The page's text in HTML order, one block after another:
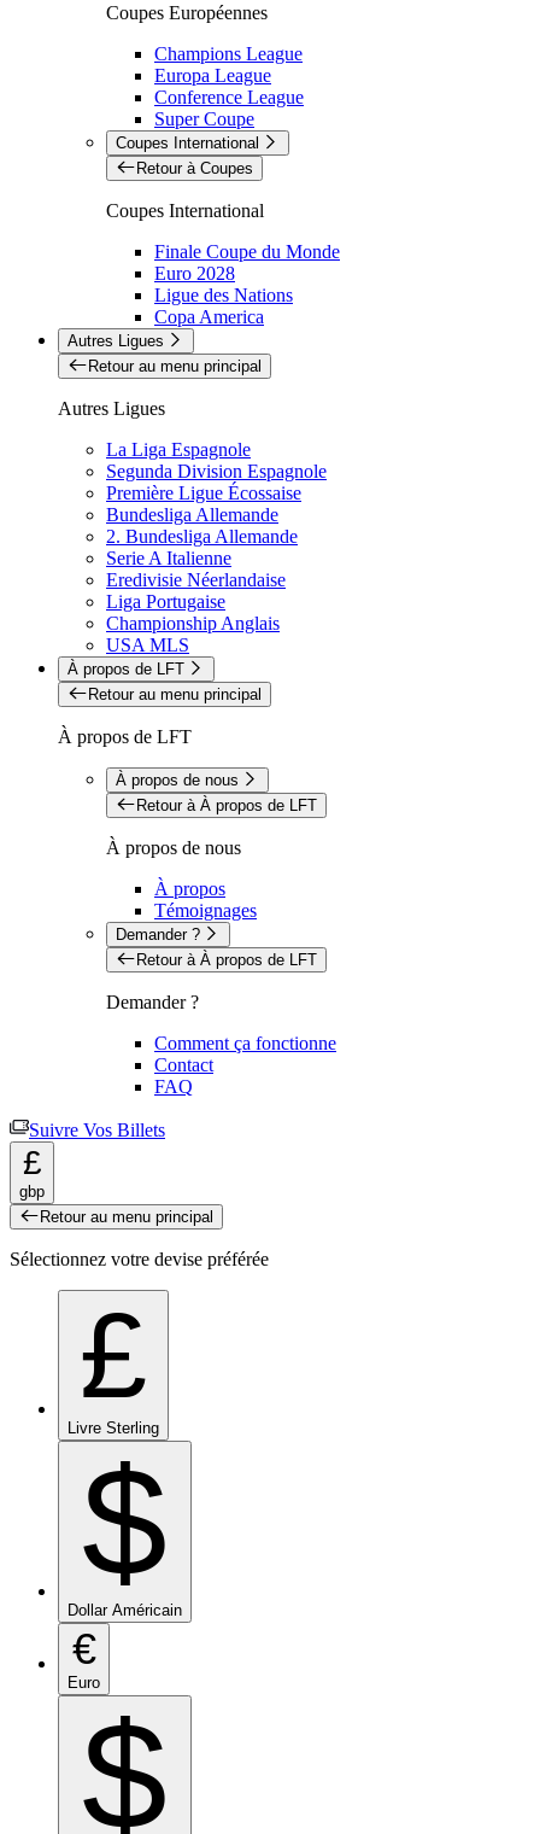
Coupes Européennes
Champions League
Europa League
Conference League
Super Coupe
Coupes International
Retour à Coupes
Coupes International
Finale Coupe du Monde
Euro 2028
Ligue des Nations
Copa America
Autres Ligues
Retour au menu principal
Autres Ligues
La Liga Espagnole
Segunda Division Espagnole
Première Ligue Écossaise
Bundesliga Allemande
2. Bundesliga Allemande
Serie A Italienne
Eredivisie Néerlandaise
Liga Portugaise
Championship Anglais
USA MLS
À propos de LFT
Retour au menu principal
À propos de LFT
À propos de nous
Retour à À propos de LFT
À propos de nous
À propos
Témoignages
Demander ?
Retour à À propos de LFT
Demander ?
Comment ça fonctionne
Contact
FAQ
Suivre Vos Billets
£
gbp
Retour au menu principal
Sélectionnez votre devise préférée
£
Livre Sterling
$
Dollar Américain
€
Euro
$